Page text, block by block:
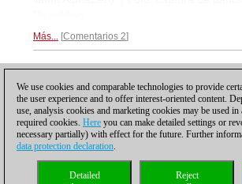
Más... Comentarios 2
Política de privacidad |Para contactar
We use cookies and comparable technologies to provide
the user experience and to offer interest-oriented content.
use, analysis cookies and marketing cookies may be used
required cookies. Here you can make detailed settings or
necessary partially) with effect for the future. Further
data protection declaration.
Reject
Detailed